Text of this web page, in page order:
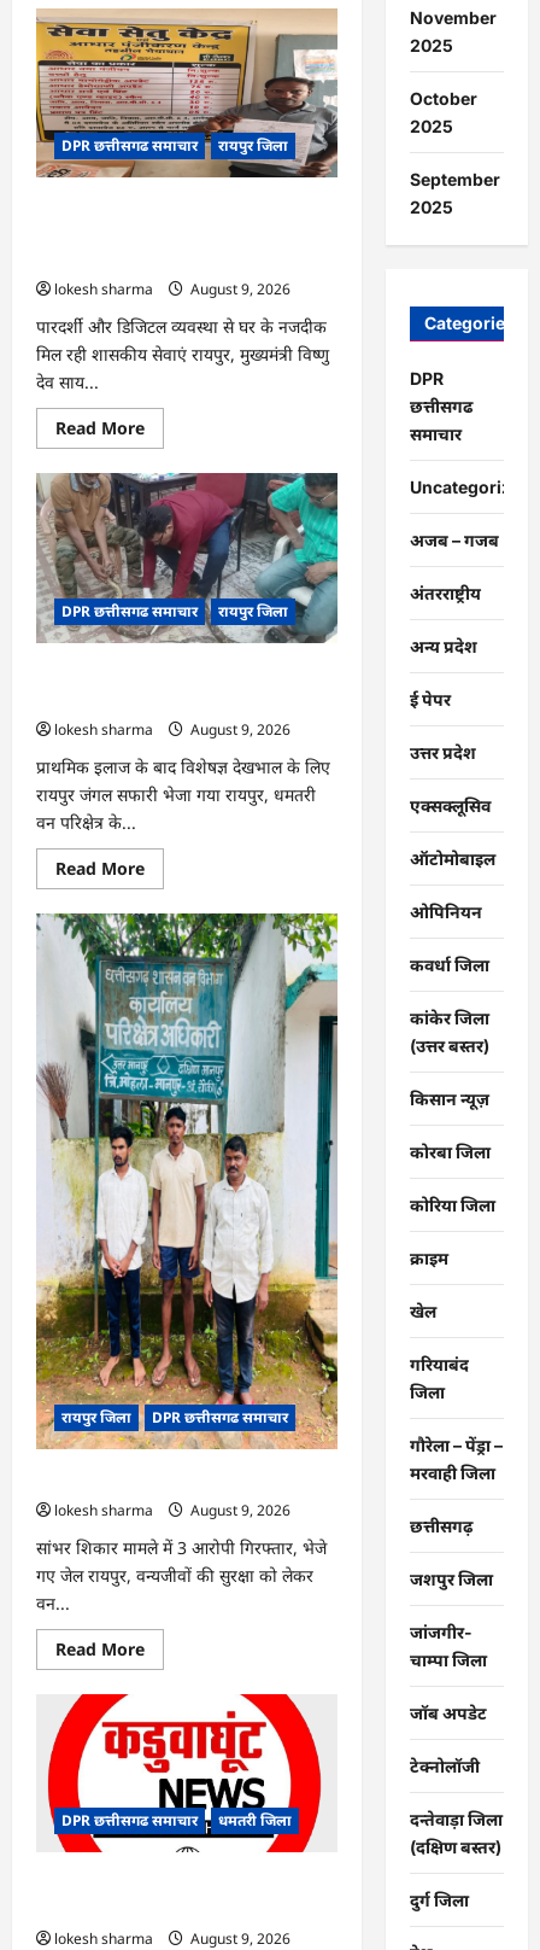
CG
:
हमारी
आन,
बान
और
शान
है
तिरंगा
:
जसविंदर
DPR छत्तीसगढ समाचार रायपुर जिला
lokesh sharma
August 9, 2026
पारदर्शी और डिजिटल व्यवस्था से घर के नजदीक
मिल रही शासकीय सेवाएं रायपुर, मुख्यमंत्री विष्णु
देव साय...
Read MoreRead
more
CG
सेवा
सेतु
बना
विद्यार्थियों
के
भविष्य
का
संबल,
छात्रा
मिला
प्रमाण
पत्र
DPR छत्तीसगढ समाचार रायपुर जिला
lokesh sharma
August 9, 2026
प्राथमिक इलाज के बाद विशेषज्ञ देखभाल के लिए
रायपुर जंगल सफारी भेजा गया रायपुर, धमतरी
वन परिक्षेत्र के...
Read MoreRead
more
CG
:
गंगरेल
के
जंगलों
से
गहरे
जख्मों
के
साथ
रेस्क्यू
हुआ
अजगर…
रायपुर जिला DPR छत्तीसगढ समाचार
lokesh sharma
August 9, 2026
सांभर शिकार मामले में 3 आरोपी गिरफ्तार, भेजे
गए जेल रायपुर, वन्यजीवों की सुरक्षा को लेकर
वन...
Read MoreRead
more
वन्यजीव
तस्करों
पर
कड़ी
कार्रवाई
DPR छत्तीसगढ समाचार धमतरी जिला
lokesh sharma
August 9, 2026
November
2025
October
2025
September
2025
Categories
DPR
छत्तीसगढ
समाचार
Uncategorized
अजब – गजब
अंतरराष्ट्रीय
अन्य प्रदेश
ई पेपर
उत्तर प्रदेश
एक्सक्लूसिव
ऑटोमोबाइल
ओपिनियन
कवर्धा जिला
कांकेर जिला
(उत्तर बस्तर)
किसान न्यूज़
कोरबा जिला
कोरिया जिला
क्राइम
खेल
गरियाबंद
जिला
गौरेला – पेंड्रा –
मरवाही जिला
छत्तीसगढ़
जशपुर जिला
जांजगीर-
चाम्पा जिला
जॉब अपडेट
टेक्नोलॉजी
दन्तेवाड़ा जिला
(दक्षिण बस्तर)
दुर्ग जिला